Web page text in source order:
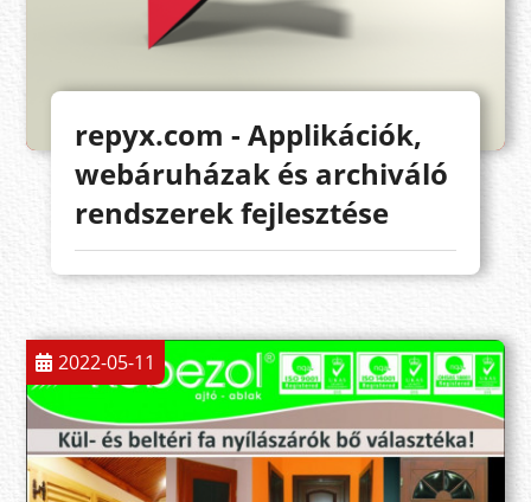
repyx.com - Applikációk,
webáruházak és archiváló
rendszerek fejlesztése
2022-05-11